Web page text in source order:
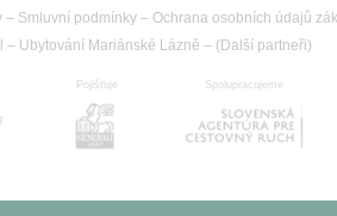
– Smluvní podmínky– Ochrana osobních údajů
– Ubytování Mariánské Lázně – (Další partneři)
Pojišťuje Spolupracujeme